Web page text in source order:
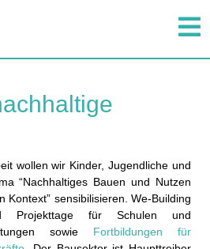
wollen wir Kinder, Jugendliche und
“Nachhaltiges Bauen und Nutzen
Kontext” sensibilisieren. We-Building
Projekttage für Schulen und
sowie Fortbildungen für